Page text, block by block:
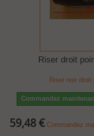
Riser droit
Riser noir
Commandez
59,48 € Commandez